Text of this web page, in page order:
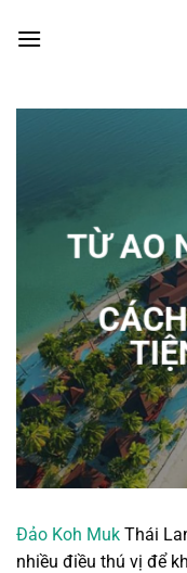
đến
TỪ AO
Đảo Koh Muk Thái
nhiều điều thú vị để